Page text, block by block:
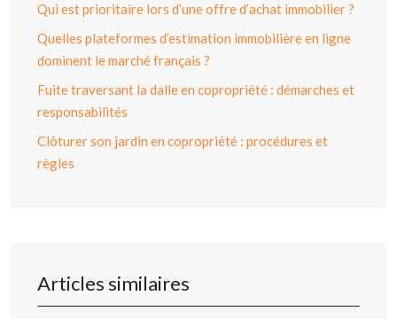
Qui est prioritaire lors d’une offre d’achat immobilier ?
Quelles plateformes d’estimation immobilière en ligne
dominent le marché français ?
Fuite traversant la dalle en copropriété : démarches et
responsabilités
Clôturer son jardin en copropriété : procédures et
règles
Articles similaires